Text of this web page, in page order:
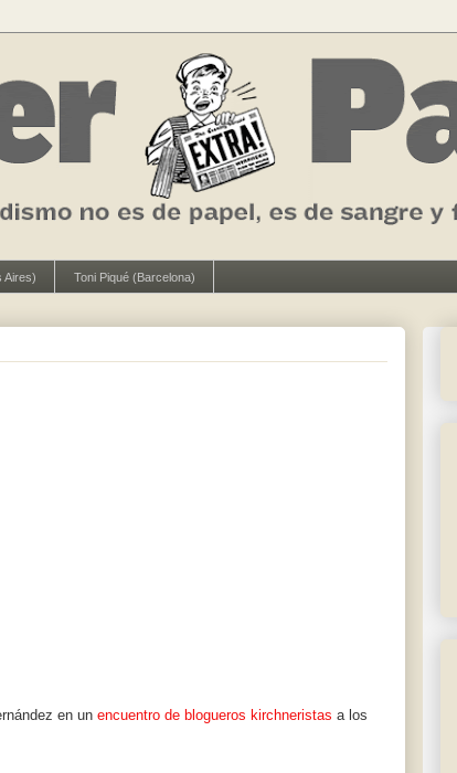
Aires) Toni Piqué (Barcelona)
en un encuentro de blogueros kirchneristas a los